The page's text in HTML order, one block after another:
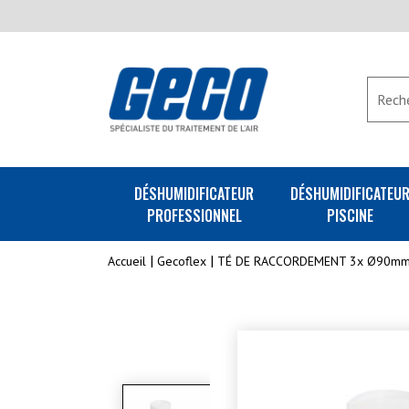
DÉSHUMIDIFICATEUR
PROFESSIONNEL
PISCINE
Accueil Gecoflex TÉ DE RACCORDEMENT 3x